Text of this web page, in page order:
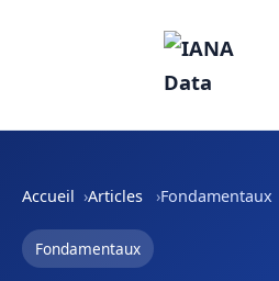
Accueil Articles Fondamentaux
Fondamentaux